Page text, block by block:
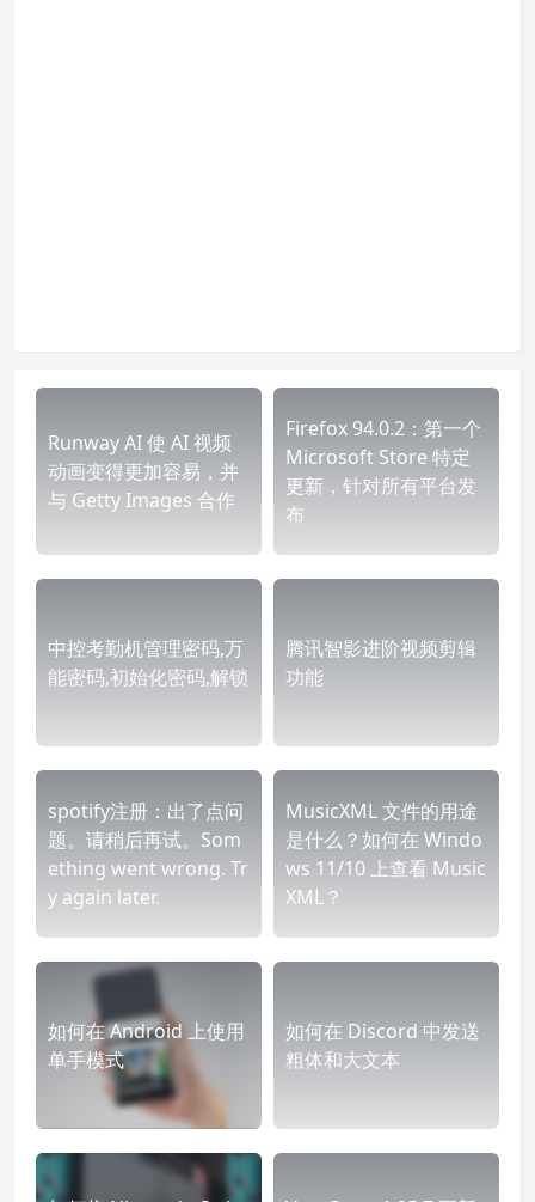
Runway AI 使 AI 视频
动画变得更加容易，并
与 Getty Images 合作
Firefox 94.0.2：第一个
Microsoft Store 特定
更新，针对所有平台发
布
中控考勤机管理密码,万
能密码,初始化密码,解锁
腾讯智影进阶视频剪辑
功能
spotify注册：出了点问
题。请稍后再试。Som
ething went wrong. Tr
y again later.
MusicXML 文件的用途
是什么？如何在 Windo
ws 11/10 上查看 Music
XML？
如何在 Android 上使用
单手模式
如何在 Discord 中发送
粗体和大文本